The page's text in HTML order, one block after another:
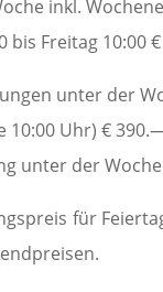
inkl.
bis Freitag 10:00
unter der
10:00 Uhr) €
unter der Woche
für